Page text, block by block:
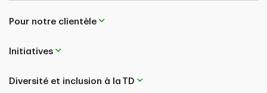
Pour notre clientèle
Initiatives
Diversité et inclusion à la TD